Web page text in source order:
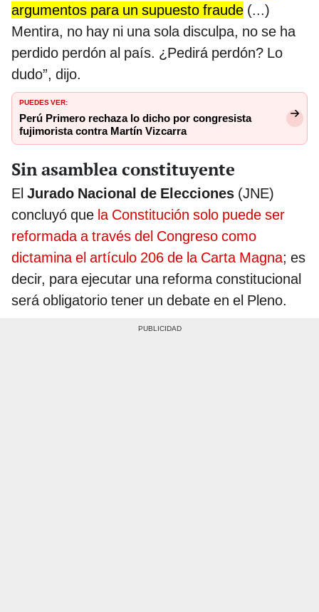
argumentos para un supuesto fraude (...)
Mentira, no hay ni una sola disculpa, no se ha
perdido perdón al país. ¿Pedirá perdón? Lo
dudo”, dijo.
PUEDES VER:
Perú Primero rechaza lo dicho por congresista
fujimorista contra Martín Vizcarra
Sin asamblea constituyente
El Jurado Nacional de Elecciones (JNE)
concluyó que la Constitución solo puede ser
reformada a través del Congreso como
dictamina el artículo 206 de la Carta Magna; es
decir, para ejecutar una reforma constitucional
será obligatorio tener un debate en el Pleno.